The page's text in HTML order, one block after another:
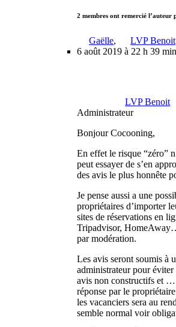
2 membres ont remercié l’auteur
Gaëlle,
LVP Benoit
6 août 2019 à 22 h 39 min
LVP Benoit
Administrateur
Bonjour Cocooning,
En effet le risque “zéro”
peut essayer de s’en
des avis le plus honnête
Je pense aussi a une
propriétaires d’importer
sites de réservations en
Tripadvisor,
par modération.
Les avis seront soumis à
administrateur pour éviter
avis non constructifs et …
réponse par le
les vacanciers sera au
semble normal voir